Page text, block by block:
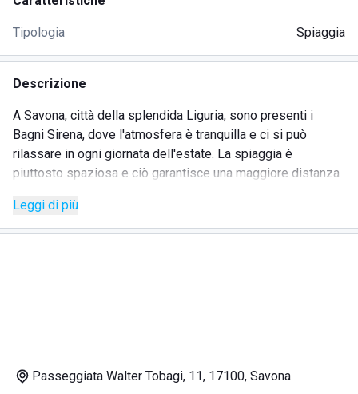
Tipologia Spiaggia
Descrizione
A Savona, città della splendida Liguria, sono presenti i
Bagni Sirena, dove l'atmosfera è tranquilla e ci si può
rilassare in ogni giornata dell'estate. La spiaggia è
piuttosto spaziosa e ciò garantisce una maggiore distanza
che per il rispetto delle normative anti-contagio da Covid-
19, al momento vigenti in Italia. Le postazioni sono
entusiasmanti da svolgere. Vi è un bar fornito dove
Leggi di più
Passeggiata Walter Tobagi, 11, 17100, Savona